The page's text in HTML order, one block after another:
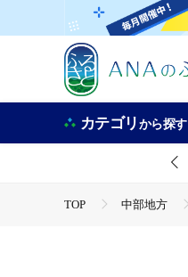
カテゴリから探す
TOP 中部地方